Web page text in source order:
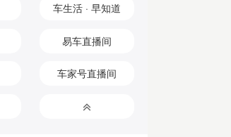
车生活 · 早知道
易车直播间
车家号直播间